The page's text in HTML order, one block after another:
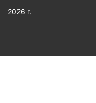
2026 г.